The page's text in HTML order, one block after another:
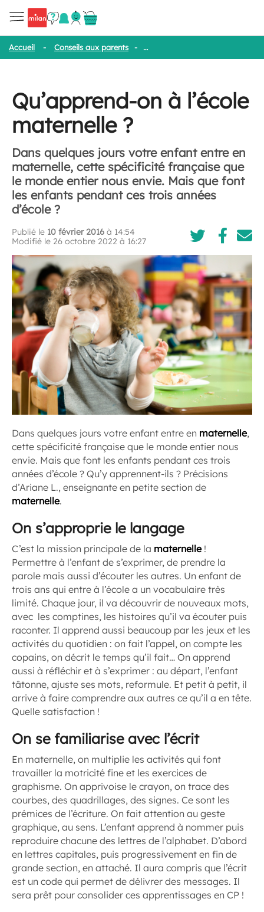
Accueil - Conseils aux parents - Qu’apprend-on à l’école
Qu’apprend-on à l’école
maternelle ?
Dans quelques jours votre enfant entre en
maternelle, cette spécificité française que
le monde entier nous envie. Mais que font
les enfants pendant ces trois années
d’école ?
Publié le 10 février 2016 à 14:54
Modifié le 26 octobre 2022 à 16:27
Dans quelques jours votre enfant entre en maternelle,
cette spécificité française que le monde entier nous
envie. Mais que font les enfants pendant ces trois
années d’école ? Qu’y apprennent-ils ? Précisions
d’Ariane L., enseignante en petite section de
maternelle.
On s’approprie le langage
C’est la mission principale de la maternelle!
Permettre à l’enfant de s’exprimer, de prendre la
parole mais aussi d’écouter les autres. Un enfant de
trois ans qui entre à l’école a un vocabulaire très
limité. Chaque jour, il va découvrir de nouveaux mots,
avec les comptines, les histoires qu’il va écouter puis
raconter. Il apprend aussi beaucoup par les jeux et les
activités du quotidien : on fait l’appel, on compte les
copains, on décrit le temps qu’il fait… On apprend
aussi à réfléchir et à s’exprimer : au départ, l’enfant
tâtonne, ajuste ses mots, reformule. Et petit à petit, il
arrive à faire comprendre aux autres ce qu’il a en tête.
Quelle satisfaction !
On se familiarise avec l’écrit
En maternelle, on multiplie les activités qui font
travailler la motricité fine et les exercices de
graphisme. On apprivoise le crayon, on trace des
courbes, des quadrillages, des signes. Ce sont les
prémices de l’écriture. On fait attention au geste
graphique, au sens. L’enfant apprend à nommer puis
reproduire chacune des lettres de l’alphabet. D’abord
en lettres capitales, puis progressivement en fin de
grande section, en attaché. Il aura compris que l’écrit
est un code qui permet de délivrer des messages. Il
sera prêt pour consolider ces apprentissages en CP !